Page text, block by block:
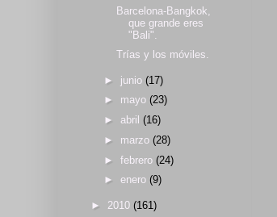
Barcelona-Bangkok,
que grande eres
"Bali".
Trías y los móviles.
► junio (17)
► mayo (23)
► abril (16)
► marzo (28)
► febrero (24)
► enero (9)
► 2010 (161)